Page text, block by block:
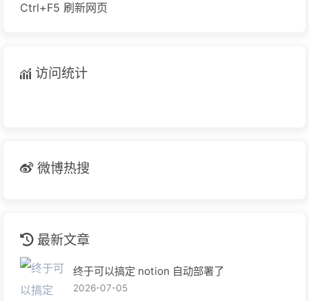
Ctrl+F5 刷新网页
最新文章
终于可以搞定 notion 自动部署了
2026-07-05
访问统计
微博热搜